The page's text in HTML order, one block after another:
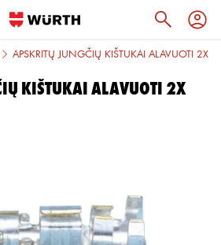
APSKRITŲ JUNGČIŲ KIŠTUKAI ALAVUOTI 2X
KIŠTUKAI ALAVUOTI 2X